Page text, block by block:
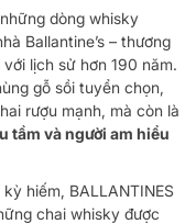
dòng whisky
Ballantine’s – thương
lịch sử hơn 190 năm.
gỗ sồi tuyển chọn,
rượu mạnh, mà còn là
tầm và người am hiểu
hiếm, BALLANTINES
chai whisky được